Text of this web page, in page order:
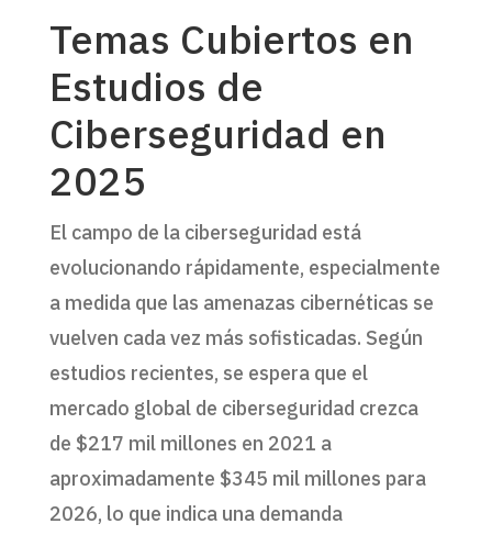
Temas Cubiertos en
Estudios de
Ciberseguridad en
2025
El campo de la ciberseguridad está
evolucionando rápidamente, especialmente
a medida que las amenazas cibernéticas se
vuelven cada vez más sofisticadas. Según
estudios recientes, se espera que el
mercado global de ciberseguridad crezca
de $217 mil millones en 2021 a
aproximadamente $345 mil millones para
2026, lo que indica una demanda